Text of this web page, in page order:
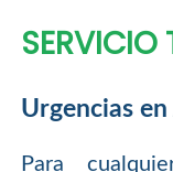
SERVICIO
Urgencias
Para